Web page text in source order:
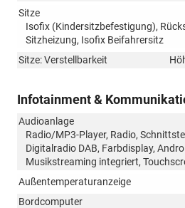
Sitze
Isofix (Kindersitzbefestigung),
Sitzheizung, Isofix Beifahrersitz
Sitze: Verstellbarkeit
Infotainment &
Audioanlage
Radio/MP3-Player, Radio,
Digitalradio DAB, Farbdisplay,
Musikstreaming integriert,
Außentemperaturanzeige
Bordcomputer